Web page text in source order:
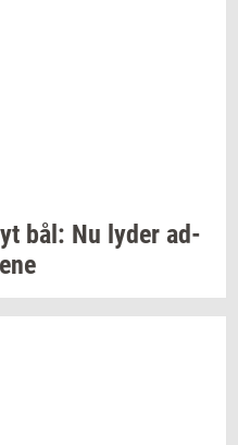
bål: Nu lyder ad­